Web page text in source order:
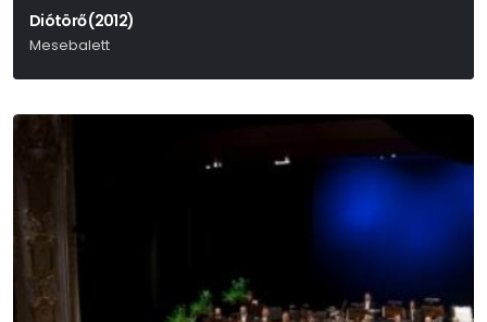
Diótörő (2012)
Mesebalett